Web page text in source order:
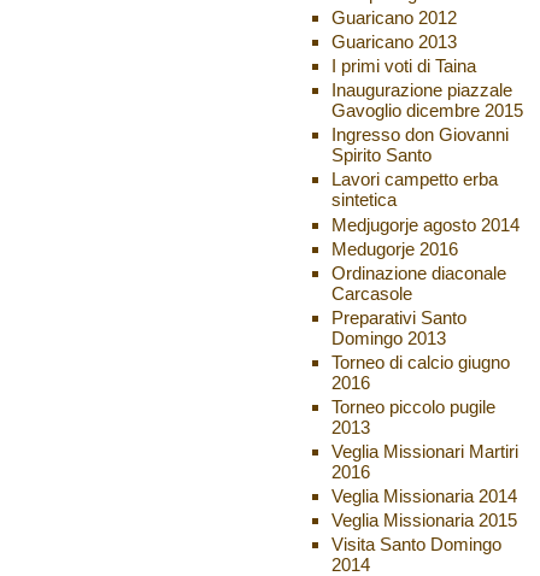
Guaricano 2012
Guaricano 2013
I primi voti di Taina
Inaugurazione piazzale
Gavoglio dicembre 2015
Ingresso don Giovanni
Spirito Santo
Lavori campetto erba
sintetica
Medjugorje agosto 2014
Medugorje 2016
Ordinazione diaconale
Carcasole
Preparativi Santo
Domingo 2013
Torneo di calcio giugno
2016
Torneo piccolo pugile
2013
Veglia Missionari Martiri
2016
Veglia Missionaria 2014
Veglia Missionaria 2015
Visita Santo Domingo
2014